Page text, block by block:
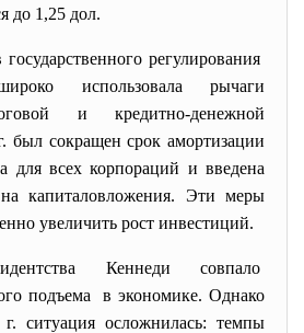
до 1,25 дол.
регулирования
использовала рычаги
и кредитно-денежной
был сокращен срок амортизации
для всех корпораций и введена
на капиталовложения. Эти меры
увеличить рост инвестиций.
Кеннеди совпало
подъема в экономике. Однако
ситуация осложнилась: темпы